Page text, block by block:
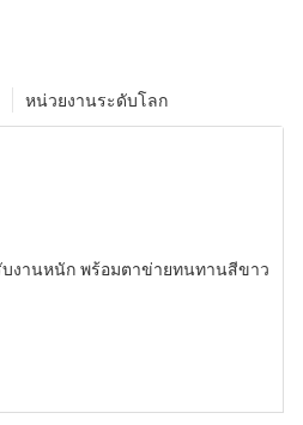
หน่วยงานระดับโลก